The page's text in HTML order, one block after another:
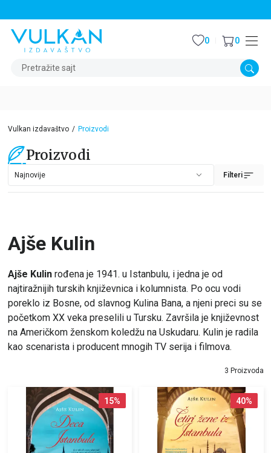
Pretražite sajt
0 0
Vulkan izdavaštvo Proizvodi
Proizvodi
Filteri
Ajše Kulin
Ajše Kulinrođena je 1941. u Istanbulu, i jedna je od
najtiražnijih turskih književnica i kolumnista. Po ocu vodi
poreklo iz Bosne, od slavnog Kulina Bana, a njeni preci su se
početkom XX veka preselili u Tursku. Završila je književnost
na Američkom ženskom koledžu na Uskudaru. Kulin je radila
kao scenarista i producent mnogih TV serija i filmova.
3 Proizvoda
15% 40%